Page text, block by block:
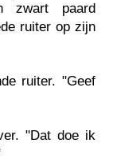
zwart paard
ruiter op zijn
ruiter. "Geef
"Dat doe ik